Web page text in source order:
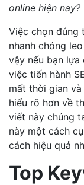
online hiện nay?
Việc chọn đúng
nhanh chóng
vậy nếu bạn
việc tiến hành
mất thời gian
hiểu rõ hơn về
viết này chúng
này một cách
cách hiệu quả
Top